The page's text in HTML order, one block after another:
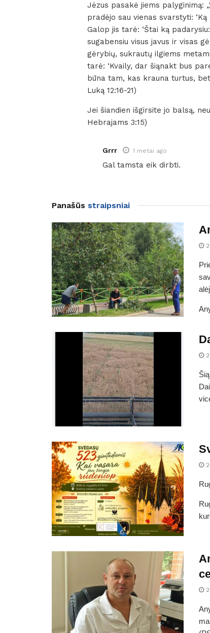
Jėzus pasakė jiems palyginimą:
pradėjo sau vienas svarstyti:
Galop jis tarė: ‘Štai ką
sugabensiu visus javus ir visas
gėrybių, sukrautų ilgiems
tarė: ‘Kvaily, dar šiąnakt bus
būna tam, kas krauna turtus,
Luką 12:16-21)
Jei šiandien išgirsite jo balsą,
Hebrajams 3:15)
Grrr 1 metai ago
Gal tamsta eik dirbti.
Panašūs straipsniai